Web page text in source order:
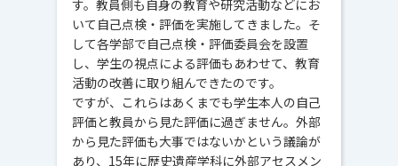
す。教員側も自身の教育や研究活動などにお
いて自己点検・評価を実施してきました。そ
して各学部で自己点検・評価委員会を設置
し、学生の視点による評価もあわせて、教育
活動の改善に取り組んできたのです。
ですが、これらはあくまでも学生本人の自己
評価と教員から見た評価に過ぎません。外部
から見た評価も大事ではないかという議論が
あり、15年に歴史遺産学科に外部アセスメン